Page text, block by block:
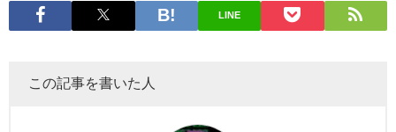
LINE
この記事を書いた人